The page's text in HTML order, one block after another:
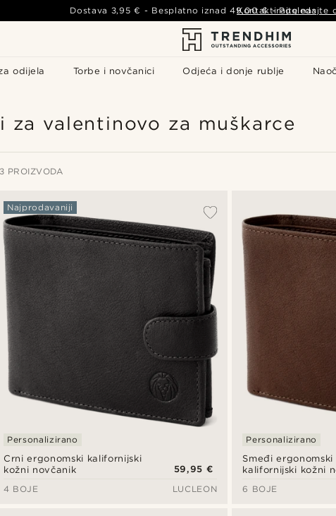
odijela Torbe i novčanici Odjeća i donje rublje
Dostava 3,95 € - Besplatno iznad49,00 € - Pogledajte
Kontaktirajte nas
za valentinovo za muškarce
PROIZVODA
Crni ergonomski kalifornijski
kožni novčanik
Najprodavaniji
Personalizirano
59,95 €
4 BOJE
LUCLEON
Smeđi ergonomski
kalifornijski kožni
Personalizirano
6 BOJE